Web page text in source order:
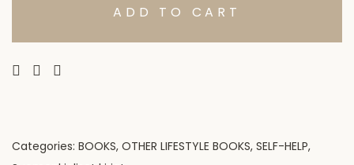
ADD TO CART
Categories: BOOKS, OTHER LIFESTYLE BOOKS, SELF-HELP,